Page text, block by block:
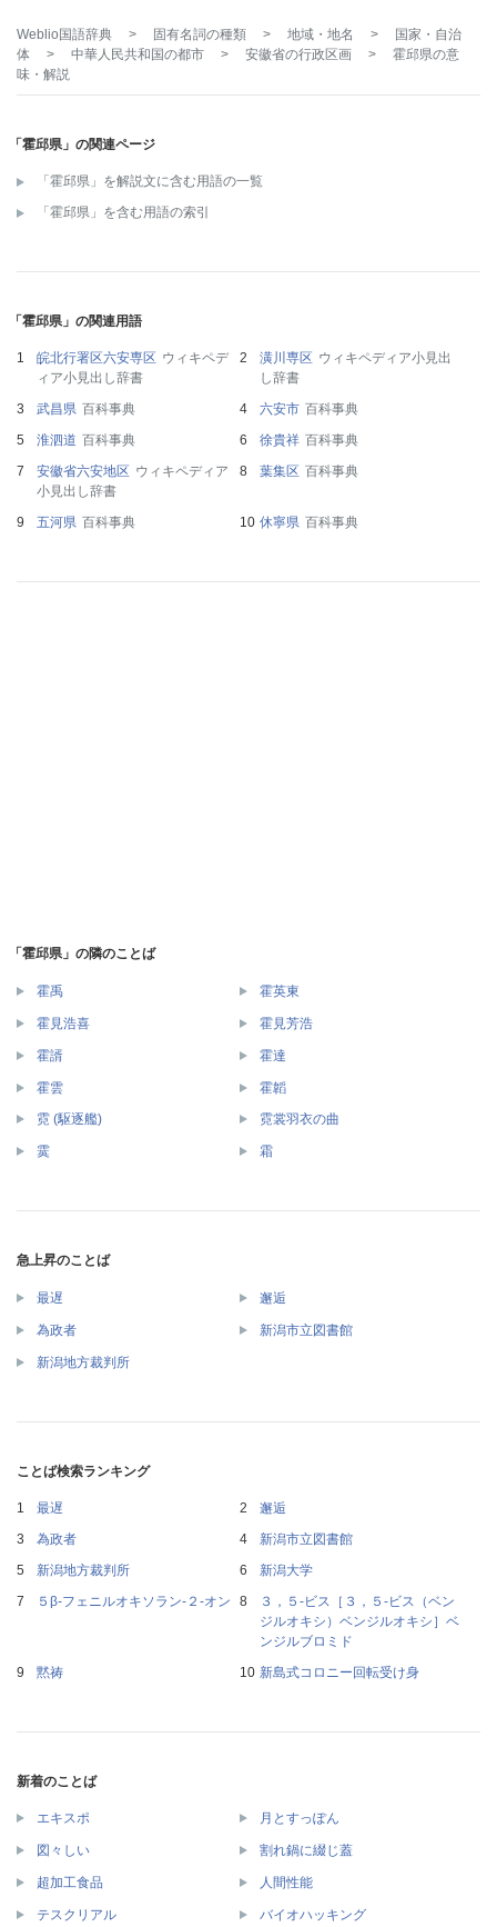
Weblio国語辞典 > 固有名詞の種類 > 地域・地名 >
国家・自治
体
> 中華人民共和国の都市 > 安徽省の行政区画 > 霍邱県の意
味・解説
「霍邱県」の関連ページ
「霍邱県」を解説文に含む用語の一覧
「霍邱県」を含む用語の索引
「霍邱県」の関連用語
皖北行署区六安専区 ウィキペデ
ィア小見出し辞書
潢川専区 ウィキペディア小見出
し辞書
武昌県 百科事典 六安市 百科事典
淮泗道 百科事典 徐貴祥 百科事典
安徽省六安地区 ウィキペディア
小見出し辞書
葉集区 百科事典
五河県 百科事典 休寧県 百科事典
「霍邱県」の隣のことば
霍禹 霍英東
霍見浩喜 霍見芳浩
霍諝 霍達
霍雲 霍韜
霓 (駆逐艦) 霓裳羽衣の曲
霙 霜
急上昇のことば
最遅 邂逅
為政者 新潟市立図書館
新潟地方裁判所
ことば検索ランキング
最遅
邂逅
為政者
新潟市立図書館
新潟地方裁判所
新潟大学
５β‐フェニルオキソラン‐２‐オン
３，５‐ビス［３，５‐ビス（ベン
ジルオキシ）ベンジルオキシ］ベ
ンジルブロミド
黙祷
新島式コロニー回転受け身
新着のことば
エキスポ 月とすっぽん
図々しい 割れ鍋に綴じ蓋
超加工食品 人間性能
テスクリアル バイオハッキング